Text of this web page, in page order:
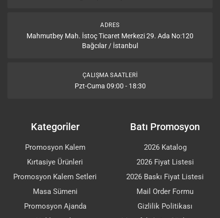
ADRES
Mahmutbey Mah. İstoç Ticaret Merkezi 29. Ada No:120
Bağcılar / İstanbul
ÇALIŞMA SAATLERI
Pzt-Cuma 09:00 - 18:30
Kategoriler
Promosyon Kalem
Kırtasiye Ürünleri
Promosyon Kalem Setleri
Masa Sümeni
Promosyon Ajanda
Batı Promosyon
2026 Katalog
2026 Fiyat Listesi
2026 Baskı Fiyat Listesi
Mail Order Formu
Gizlilik Politikası